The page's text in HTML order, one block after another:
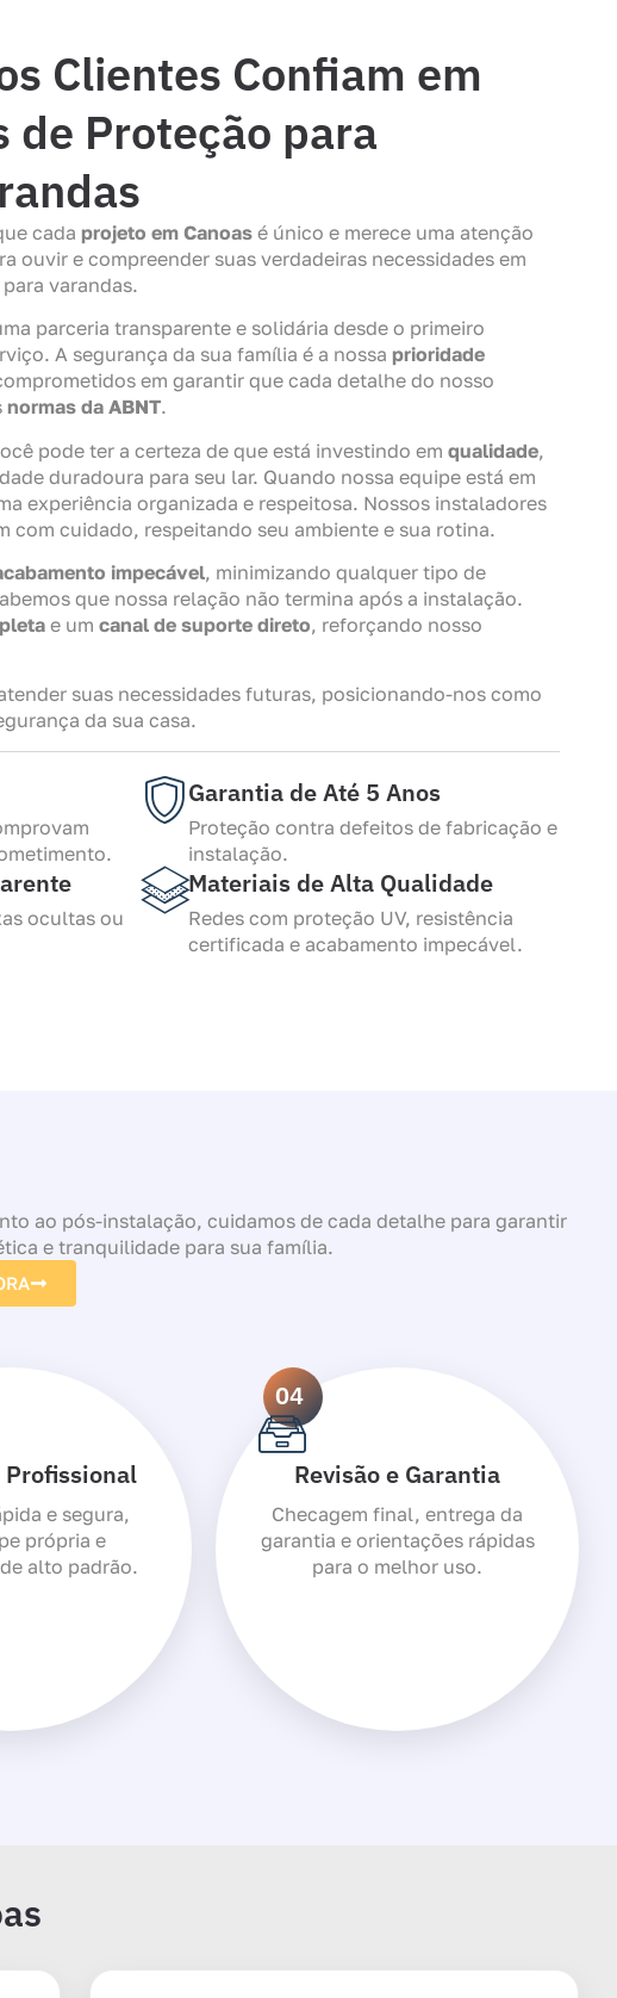
Clientes Confiam em
de Proteção para
cada projeto em Canoas é único e merece uma atenção
ouvir e compreender suas verdadeiras necessidades em
para varandas.
parceria transparente e solidária desde o primeiro
A segurança da sua família é a nossa prioridade
em garantir que cada detalhe do nosso
normas da ABNT.
pode ter a certeza de que está investindo em qualidade,
duradoura para seu lar. Quando nossa equipe está em
experiência organizada e respeitosa. Nossos instaladores
com cuidado, respeitando seu ambiente e sua rotina.
impecável, minimizando qualquer tipo de
que nossa relação não termina após a instalação.
e um canal de suporte direto, reforçando nosso
suas necessidades futuras, posicionando-nos como
da sua casa.
Garantia de Até 5 Anos
Proteção contra defeitos de fabricação e
instalação.
ocultas ou
Materiais de Alta Qualidade
Redes com proteção UV, resistência
certificada e acabamento impecável.
ao pós-instalação, cuidamos de cada detalhe para garantir
e tranquilidade para sua família.
e segura,
própria e
alto padrão.
04
Revisão e Garantia
Checagem final, entrega da
garantia e orientações rápidas
para o melhor uso.